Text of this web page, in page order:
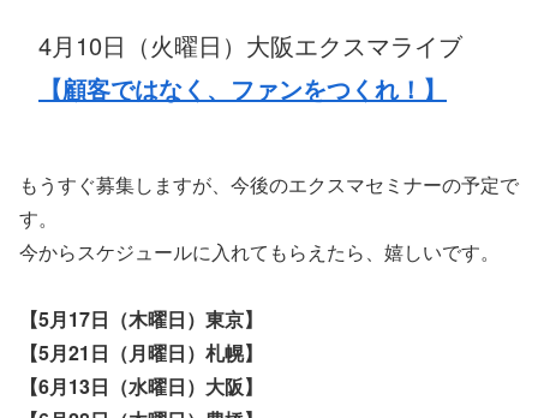
4月10日（火曜日）大阪エクスマライブ
【顧客ではなく、ファンをつくれ！】
もうすぐ募集しますが、今後のエクスマセミナーの予定で
す。
今からスケジュールに入れてもらえたら、嬉しいです。
【5月17日（木曜日）東京】
【5月21日（月曜日）札幌】
【6月13日（水曜日）大阪】